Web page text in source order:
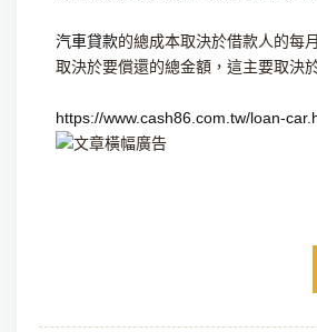
汽車貸款的總成本取決於借款人的每
取決於要償還的總金額，這主要取決
https://www.cash86.com.tw/loan-